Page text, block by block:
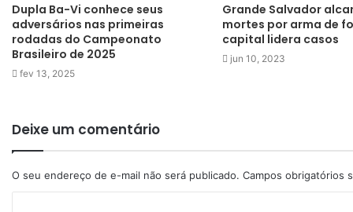
Dupla Ba-Vi conhece seus
adversários nas primeiras
rodadas do Campeonato
Brasileiro de 2025
fev 13, 2025
Grande Salvador
mortes por arma de
capital lidera casos
jun 10, 2023
Deixe um comentário
O seu endereço de e-mail não será publicado. Campos obrigatórios